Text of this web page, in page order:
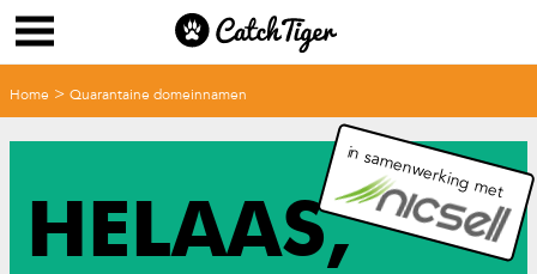
Home > Quarantaine domeinnamen
HELAAS,
in samenwerking met